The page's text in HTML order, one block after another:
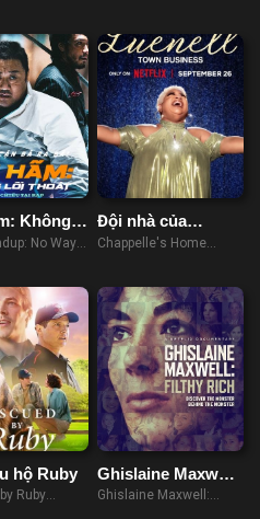
Không
No Way
Đội nhà của
Chappelle –
chúng tôi
Chappelle's Home
Business (2023)
hộ Ruby
Ruby
Ghislaine Maxwell:
Giàu Có Và Đồi Bại
Ghislaine Maxwell: